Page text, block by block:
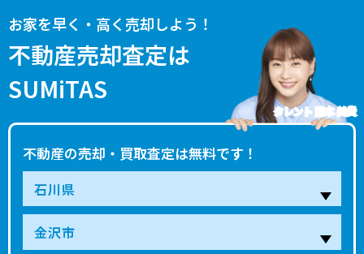
お家を早く・高く売却しよう！
不動産売却査定は
SUMiTAS
不動産の売却・買取査定は無料です！
タレント 藤本 美貴